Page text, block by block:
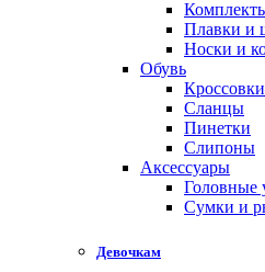
Плавки и
Носки и
Обувь
Сланцы
Пинетки
Слипоны
Аксессуары
Головные
Сумки и
Девочкам